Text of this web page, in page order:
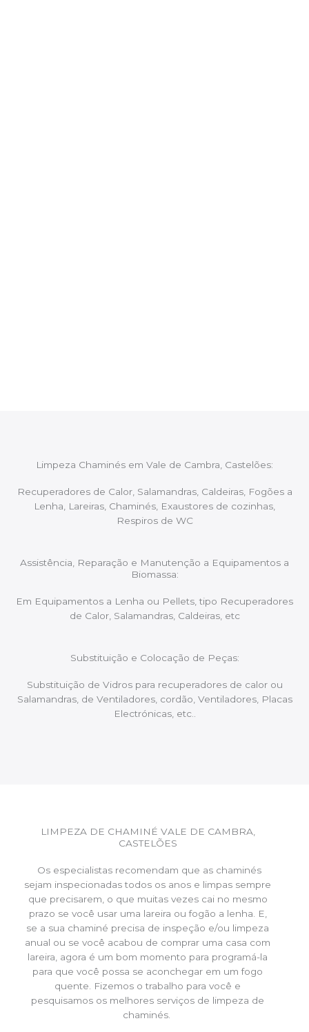
Limpeza Chaminés em Vale de Cambra, Castelões:
Recuperadores de Calor, Salamandras, Caldeiras, Fogões a
Lenha, Lareiras, Chaminés, Exaustores de cozinhas,
Respiros de WC
Assistência, Reparação e Manutenção a Equipamentos a
Biomassa:
Em Equipamentos a Lenha ou Pellets, tipo Recuperadores
de Calor, Salamandras, Caldeiras, etc
Substituição e Colocação de Peças:
Substituição de Vidros para recuperadores de calor ou
Salamandras, de Ventiladores, cordão, Ventiladores, Placas
Electrónicas, etc..
LIMPEZA DE CHAMINÉ VALE DE CAMBRA,
CASTELÕES
Os especialistas recomendam que as chaminés
sejam inspecionadas todos os anos e limpas sempre
que precisarem, o que muitas vezes cai no mesmo
prazo se você usar uma lareira ou fogão a lenha. E,
se a sua chaminé precisa de inspeção e/ou limpeza
anual ou se você acabou de comprar uma casa com
lareira, agora é um bom momento para programá-la
para que você possa se aconchegar em um fogo
quente. Fizemos o trabalho para você e
pesquisamos os melhores serviços de limpeza de
chaminés.